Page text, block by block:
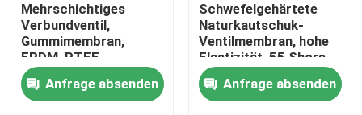
Mehrschichtiges
Verbundventil,
Gummimembran,
EPDM, PTFE,
laminierte chemische
Barriere, doppelte
Härte
Anfrage absenden
Schwefelgehärtete
Naturkautschuk-
Ventilmembran, hohe
Elastizität, 55 Shore
A, pneumatischer
Antrieb OEM
Anfrage absenden